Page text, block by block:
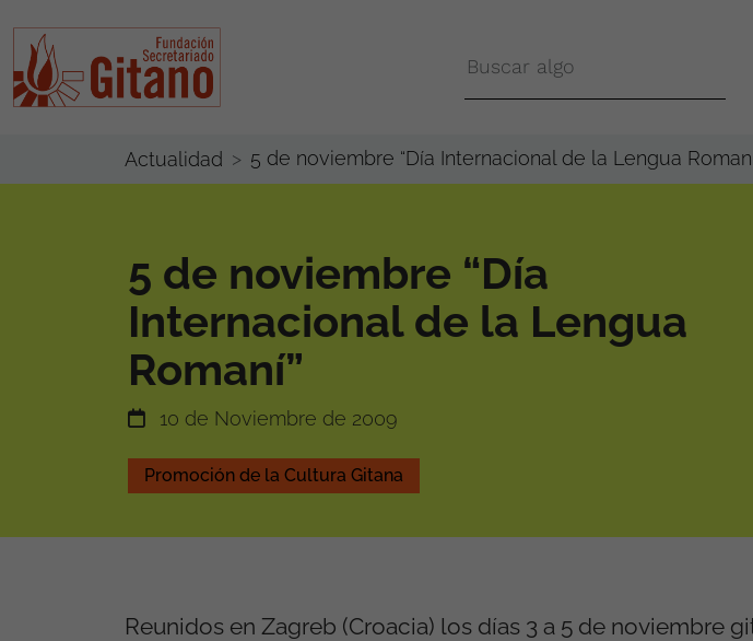
Actualidad 5 de noviembre “Día Internacional de la Lengua
5 de noviembre “Día
Internacional de la Lengua
Romaní”
10 de Noviembre de 2009
Promoción de la Cultura Gitana
Reunidos en Zagreb (Croacia) los días 3 a 5 de noviembre